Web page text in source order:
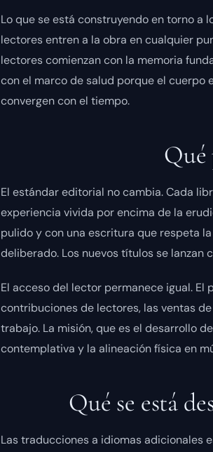
Lo que se está construyendo en torno a
lectores entren a la obra en cualquier
lectores comienzan con la memoria
con el marco de salud porque el cuerpo
convergen con el tiempo.
Qué
El estándar editorial no cambia. Cada
experiencia vivida por encima de la
pulido y con una escritura que respeta
deliberado. Los nuevos títulos se lanzan
El acceso del lector permanece igual.
contribuciones de lectores, las ventas
trabajo. La misión, que es el desarrollo
contemplativa y la alineación física en
Qué se está
Las traducciones a idiomas adicionales